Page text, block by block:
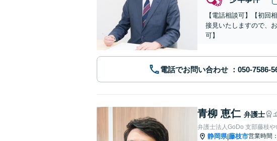
【電話相談可】【初回
接見いたしますので、
可】
電話でお問い合わせ
青柳 恵仁 弁護士
弁護士法人GoDo 支部藤枝
静岡県|藤枝市営業時間